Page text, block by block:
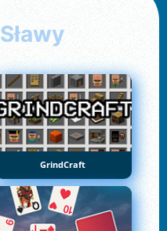
Sławy
GrindCraft